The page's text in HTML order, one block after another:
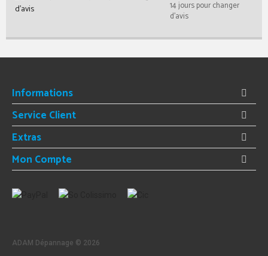
14 jours pour changer
d'avis
Informations
Service Client
Extras
Mon Compte
ADAM Dépannage © 2026